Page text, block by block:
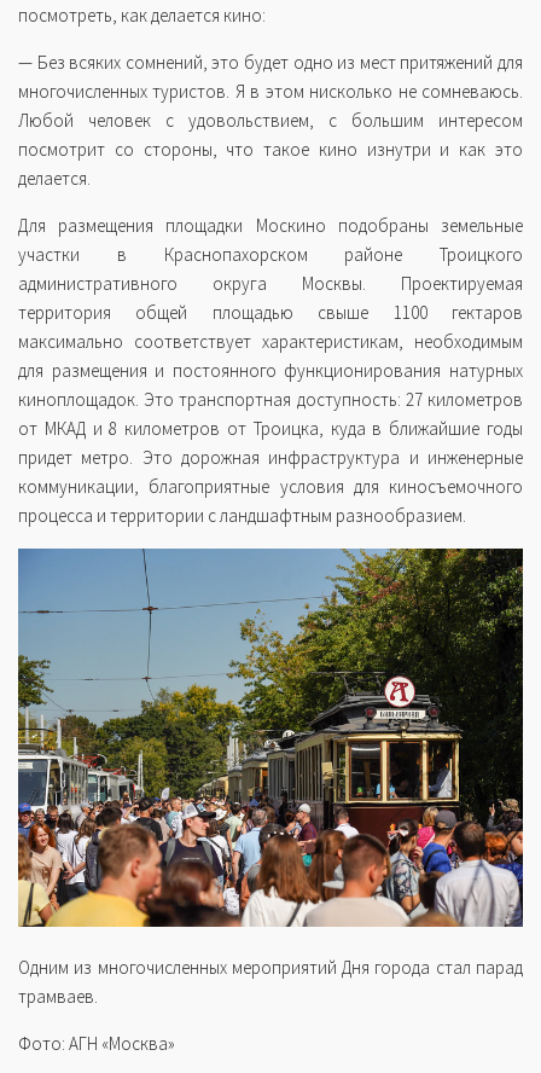
посмотреть, как делается кино:
— Без всяких сомнений, это будет одно из мест притяжений для
многочисленных туристов. Я в этом нисколько не сомневаюсь.
Любой человек с удовольствием, с большим интересом
посмотрит со стороны, что такое кино изнутри и как это
делается.
Для размещения площадки Москино подобраны земельные
участки в Краснопахорском районе Троицкого
административного округа Москвы. Проектируемая
территория общей площадью свыше 1100 гектаров
максимально соответствует характеристикам, необходимым
для размещения и постоянного функционирования натурных
киноплощадок. Это транспортная доступность: 27 километров
от МКАД и 8 километров от Троицка, куда в ближайшие годы
придет метро. Это дорожная инфраструктура и инженерные
коммуникации, благоприятные условия для киносъемочного
процесса и территории с ландшафтным разнообразием.
Одним из многочисленных мероприятий Дня города стал парад
трамваев.
Фото: АГН «Москва»